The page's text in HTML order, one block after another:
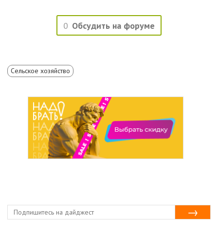
0 Обсудить на форуме
Сельское хозяйство